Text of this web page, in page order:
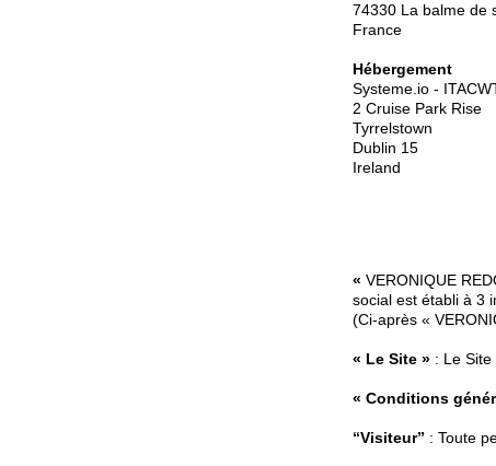
74330 La balme de
France
Hébergement
Systeme.io -
2 Cruise Park Rise
Tyrrelstown
Dublin 15
Ireland
« VERONIQUE
social est établi à 3
(Ci-après «
« Le Site » : Le Site
« Conditions
“Visiteur” : Toute